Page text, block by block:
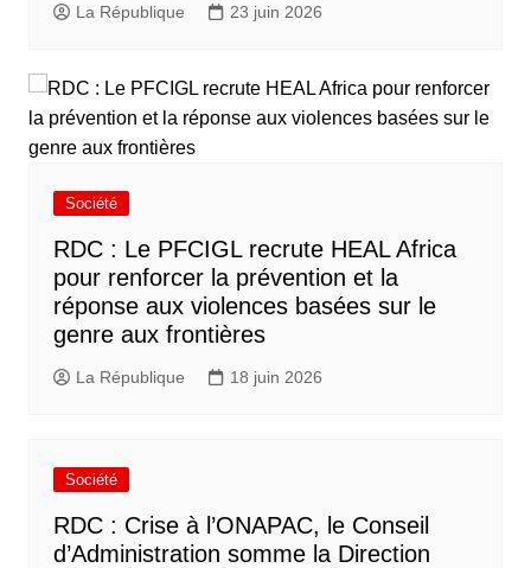
La République 23 juin 2026
Société
RDC : Le PFCIGL recrute HEAL Africa
pour renforcer la prévention et la
réponse aux violences basées sur le
genre aux frontières
La République 18 juin 2026
Société
RDC : Crise à l’ONAPAC, le Conseil
d’Administration somme la Direction